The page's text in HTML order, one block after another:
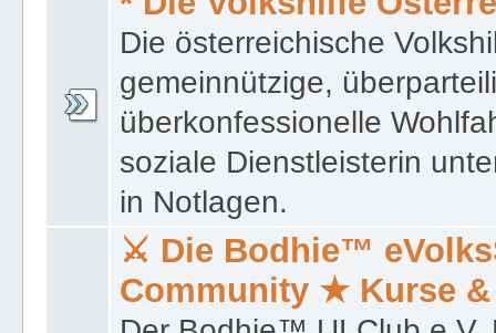
überkonfessionelle
soziale Dienstleisterin
in Notlagen.
⚔ Die Bodhie™
Community ★ Kurse
Der Bodhie™ ULClub e.V.
442/b/VVW/96™ Wien/
EU Hier findest Du